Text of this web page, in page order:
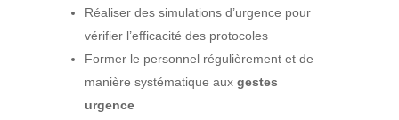
Réaliser des simulations d’urgence pour
vérifier l’efficacité des protocoles
Former le personnel régulièrement et de
manière systématique aux gestes
urgence